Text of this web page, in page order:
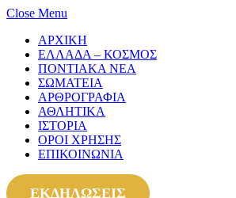
Close Menu
ΑΡΧΙΚΗ
ΕΛΛΑΔΑ – ΚΟΣΜΟΣ
ΠΟΝΤΙΑΚΑ ΝΕΑ
ΣΩΜΑΤΕΙΑ
ΑΡΘΡΟΓΡΑΦΙΑ
ΑΘΛΗΤΙΚΑ
ΙΣΤΟΡΙΑ
ΟΡΟΙ ΧΡΗΣΗΣ
ΕΠΙΚΟΙΝΩΝΙΑ
ΕΚΔΗΛΩΣΕΙΣ